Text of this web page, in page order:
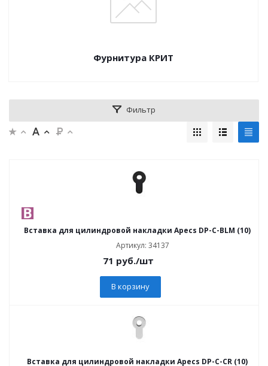
Фурнитура КРИТ
Фильтр
Вставка для цилиндровой накладки Apecs DP-C-BLM (10)
Артикул: 34137
71 руб./шт
В корзину
Вставка для цилиндровой накладки Apecs DP-C-CR (10)